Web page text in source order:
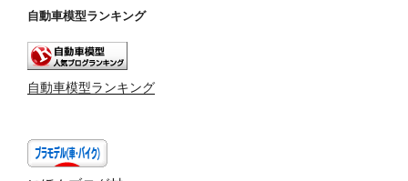
自動車模型ランキング
自動車模型ランキング